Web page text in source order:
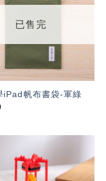
望輕
已售完
iPad帆布書袋-軍綠
加入